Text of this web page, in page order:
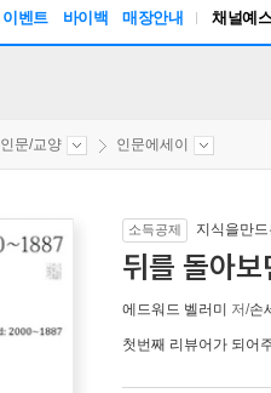
이벤트 바이백 매장안내 채널예스
인문/교양 인문에세이
소득공제 지식을만드
뒤를 돌아보
에드워드 벨러미 저/손
첫번째 리뷰어가 되어